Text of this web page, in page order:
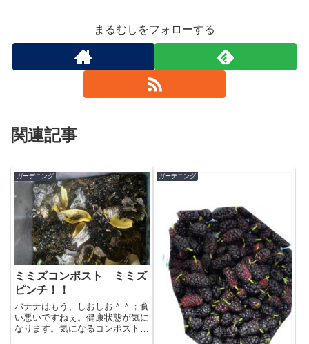
まるむしをフォローする
関連記事
ガーデニング
ミミズコンポスト ミミズ
ピンチ！！
バナナはもう、しおしお＾＾；食
い悪いですねぇ。健康状態が気に
なります。気になるコンポスト内
ガーデニング